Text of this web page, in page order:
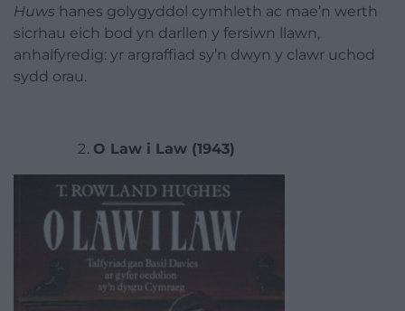
Huws hanes golygyddol cymhleth ac mae’n werth
sicrhau eich bod yn darllen y fersiwn llawn,
anhalfyredig: yr argraffiad sy’n dwyn y clawr uchod
sydd orau.
O Law i Law (1943)